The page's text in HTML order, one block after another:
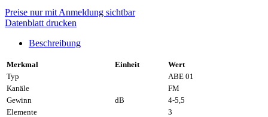
Preise nur mit Anmeldung sichtbar
Datenblatt drucken
Beschreibung
Merkmal Einheit
Wert
Typ
ABE 01
Kanäle
FM
Gewinn
dB
4-5,5
Elemente
3